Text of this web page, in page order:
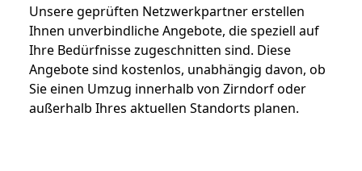
Unsere geprüften Netzwerkpartner erstellen
Ihnen unverbindliche Angebote, die speziell auf
Ihre Bedürfnisse zugeschnitten sind. Diese
Angebote sind kostenlos, unabhängig davon, ob
Sie einen Umzug innerhalb von Zirndorf oder
außerhalb Ihres aktuellen Standorts planen.